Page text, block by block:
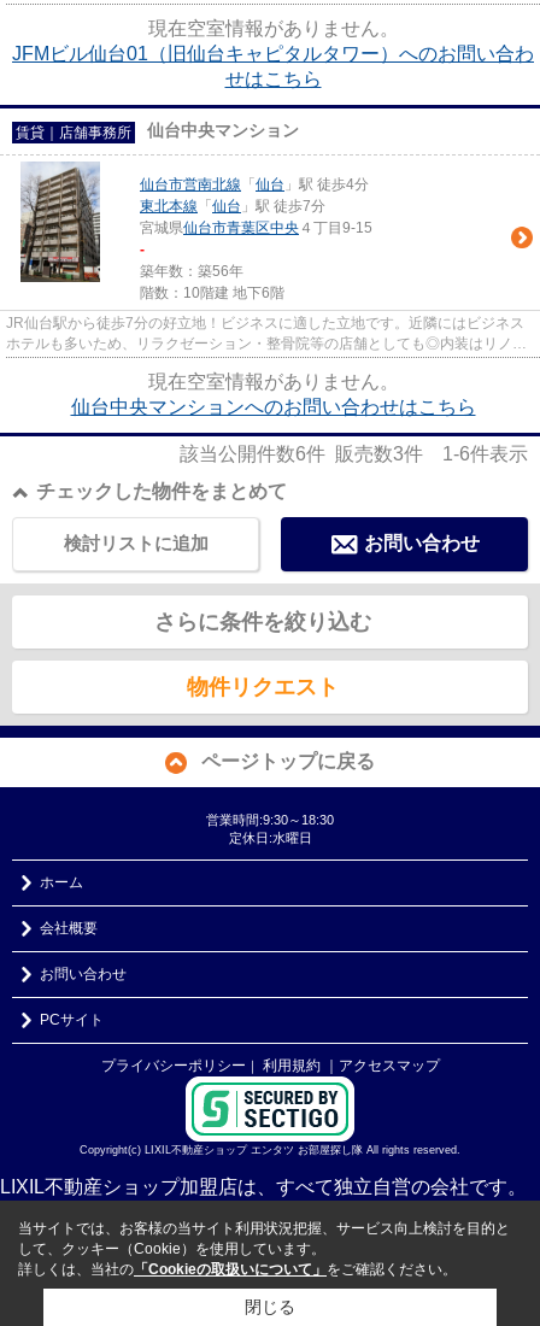
現在空室情報がありません。
JFMビル仙台01（旧仙台キャピタルタワー）へのお問い合わ
せはこちら
賃貸｜店舗事務所 仙台中央マンション
仙台市営南北線 「 仙台 」駅 徒歩4分
東北本線 「 仙台 」駅 徒歩7分
宮城県仙台市青葉区中央 ４丁目9-15
-
築年数：築56年
階数：10階建 地下6階
JR仙台駅から徒歩7分の好立地！ビジネスに適した立地です。近隣にはビジネス
ホテルも多いため、リラクゼーション・整骨院等の店舗としても◎内装はリノベ
現在空室情報がありません。
仙台中央マンションへのお問い合わせはこちら
該当公開件数6件 販売数3件 1-6件表示
チェックした物件をまとめて
お問い合わせ
検討リストに追加
さらに条件を絞り込む
物件リクエスト
ページトップに戻る
営業時間:9:30～18:30
定休日:水曜日
ホーム
会社概要
お問い合わせ
PCサイト
プライバシーポリシー ｜ 利用規約 ｜アクセスマップ
Copyright(c) LIXIL不動産ショップ エンタツ お部屋探し隊 All rights reserved.
LIXIL不動産ショップ加盟店は、すべて独立自営の会社です。
当サイトでは、お客様の当サイト利用状況把握、サービス向上検討を目的と
して、クッキー（Cookie）を使用しています。
詳しくは、当社の 「Cookieの取扱いについて」 をご確認ください。
閉じる